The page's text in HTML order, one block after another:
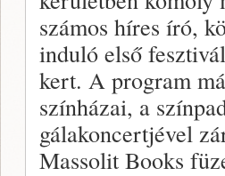
számos híres író,
induló első
kert. A program
színházai, a
gálakoncertjével
Massolit Books